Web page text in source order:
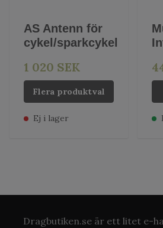
AS Antenn för
cykel/sparkcykel
1 020 SEK
Flera produktval
Ej i lager
Dragbutiken.se är ett litet e-